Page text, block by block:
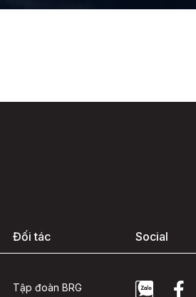
Đối tác
Tập đoàn BRG
Social